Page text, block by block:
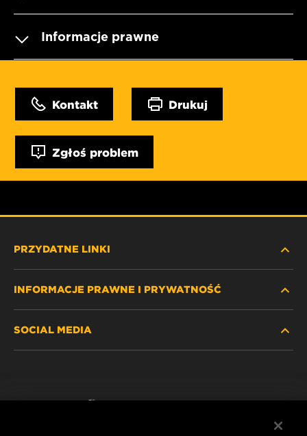
Informacje prawne
Kontakt Drukuj
Zgłoś problem
PRZYDATNE LINKI
GDZIE KUPIĆ
INFORMACJE PRAWNE I PRYWATNOŚĆ
SOCIAL MEDIA